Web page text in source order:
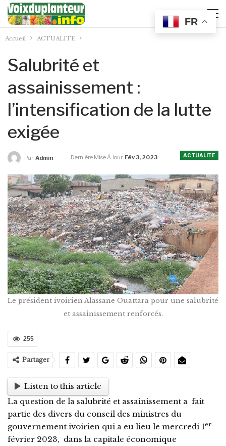
Accueil ACTUALITE
Salubrité et
assainissement :
l’intensification de la lutte
exigée
ACTUALITE
Par Admin Dernière Mise À Jour Fév 3, 2023
Le président ivoirien Alassane Ouattara pour une salubrité
et assainissement renforcés.
255
Partager
Listen to this article
La question de la salubrité et assainissement a fait
partie des divers du conseil des ministres du
gouvernement ivoirien qui a eu lieu le mercredi 1er
février 2023, dans la capitale économique
FR